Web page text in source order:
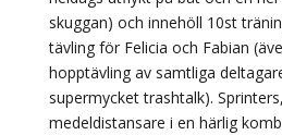
skuggan) och innehöll 10st
tävling för Felicia och Fabian
hopptävling av samtliga
supermycket trashtalk).
medeldistansare i en härlig